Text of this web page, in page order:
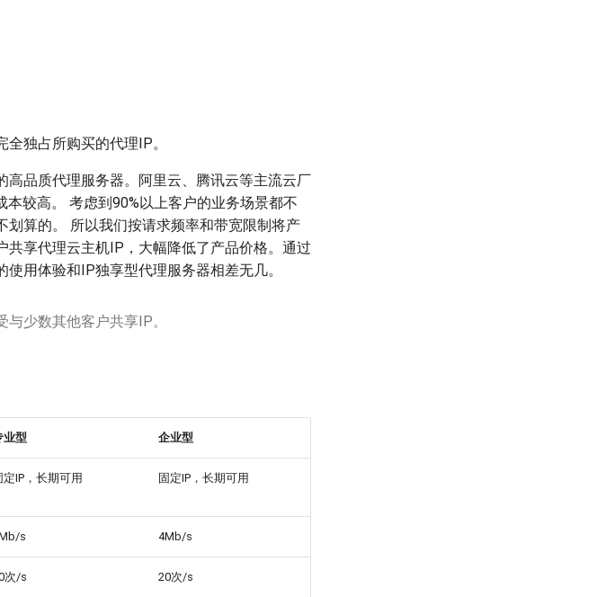
独占所购买的代理IP。
品质代理服务器。阿里云、腾讯云等主流云厂
较高。 考虑到90%以上客户的业务场景都不
算的。 所以我们按请求频率和带宽限制将产
享代理云主机IP，大幅降低了产品价格。通过
用体验和IP独享型代理服务器相差无几。
少数其他客户共享IP。
业型 企业型
定IP，长期可用 固定IP，长期可用
s 4Mb/s
次/s 20次/s